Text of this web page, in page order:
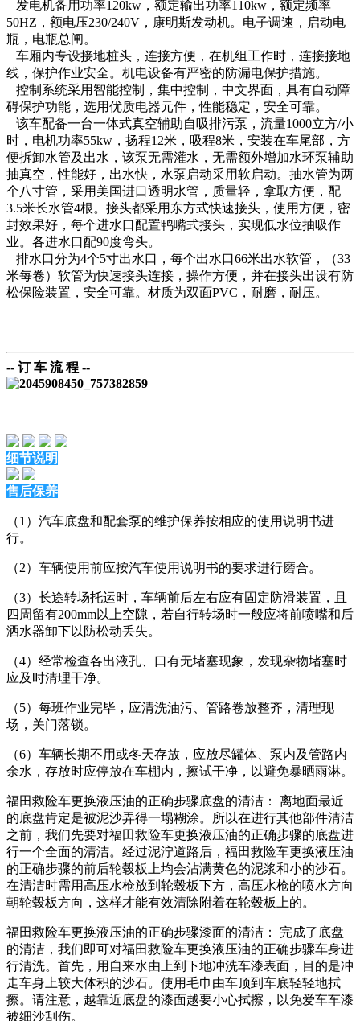
发电机备用功率120kw，额定输出功率110kw，额定频率
50HZ，额电压230/240V，康明斯发动机。电子调速，启动电
瓶，电瓶总闸。
车厢内专设接地桩头，连接方便，在机组工作时，连接接地
线，保护作业安全。机电设备有严密的防漏电保护措施。
控制系统采用智能控制，集中控制，中文界面，具有自动障
碍保护功能，选用优质电器元件，性能稳定，安全可靠。
该车配备一台一体式真空辅助自吸排污泵，流量1000立方/小
时，电机功率55kw，扬程12米，吸程8米，安装在车尾部，方
便拆卸水管及出水，该泵无需灌水，无需额外增加水环泵辅助
抽真空，性能好，出水快，水泵启动采用软启动。抽水管为两
个八寸管，采用美国进口透明水管，质量轻，拿取方便，配
3.5米长水管4根。接头都采用东方式快速接头，使用方便，密
封效果好，每个进水口配置鸭嘴式接头，实现低水位抽吸作
业。各进水口配90度弯头。
排水口分为4个5寸出水口，每个出水口66米出水软管，（33
米每卷）软管为快速接头连接，操作方便，并在接头出设有防
松保险装置，安全可靠。材质为双面PVC，耐磨，耐压。
-- 订 车 流 程 --
细节说明
售后保养
（1）汽车底盘和配套泵的维护保养按相应的使用说明书进
行。
（2）车辆使用前应按汽车使用说明书的要求进行磨合。
（3）长途转场托运时，车辆前后左右应有固定防滑装置，且
四周留有200mm以上空隙，若自行转场时一般应将前喷嘴和后
洒水器卸下以防松动丢失。
（4）经常检查各出液孔、口有无堵塞现象，发现杂物堵塞时
应及时清理干净。
（5）每班作业完毕，应清洗油污、管路卷放整齐，清理现
场，关门落锁。
（6）车辆长期不用或冬天存放，应放尽罐体、泵内及管路内
余水，存放时应停放在车棚内，擦试干净，以避免暴晒雨淋。
福田救险车更换液压油的正确步骤底盘的清洁： 离地面最近
的底盘肯定是被泥沙弄得一塌糊涂。所以在进行其他部件清洁
之前，我们先要对福田救险车更换液压油的正确步骤的底盘进
行一个全面的清洁。经过泥泞道路后，福田救险车更换液压油
的正确步骤的前后轮毂板上均会沾满黄色的泥浆和小的沙石。
在清洁时需用高压水枪放到轮毂板下方，高压水枪的喷水方向
朝轮毂板方向，这样才能有效清除附着在轮毂板上的。
福田救险车更换液压油的正确步骤漆面的清洁： 完成了底盘
的清洁，我们即可对福田救险车更换液压油的正确步骤车身进
行清洗。首先，用自来水由上到下地冲洗车漆表面，目的是冲
走车身上较大体积的沙石。使用毛巾由车顶到车底轻轻地拭
擦。请注意，越靠近底盘的漆面越要小心拭擦，以免爱车车漆
被细沙刮伤。